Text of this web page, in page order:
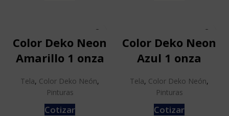
Color Deko Neon
Amarillo 1 onza
Tela, Color Deko Neón,
Pinturas
Cotizar
Color Deko Neon
Azul 1 onza
Tela, Color Deko Neón,
Pinturas
Cotizar